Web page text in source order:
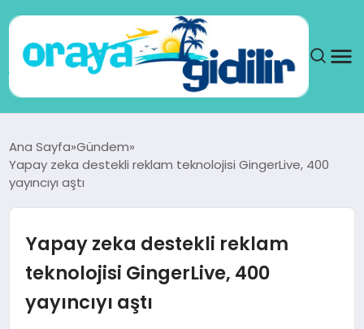
SAĞLIK
SEYAHAT
TEKNOLOJI
Ana Sayfa Gündem
Yapay zeka destekli reklam teknolojisi GingerLive, 400
yayıncıyı aştı
Yapay zeka destekli reklam
teknolojisi GingerLive, 400
yayıncıyı aştı